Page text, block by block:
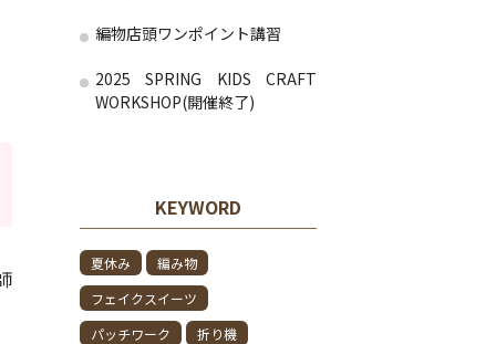
編物店頭ワンポイント講習
2025 SPRING KIDS CRAFT
WORKSHOP(開催終了)
KEYWORD
夏休み
編み物
フェイクスイーツ
パッチワーク
折り機